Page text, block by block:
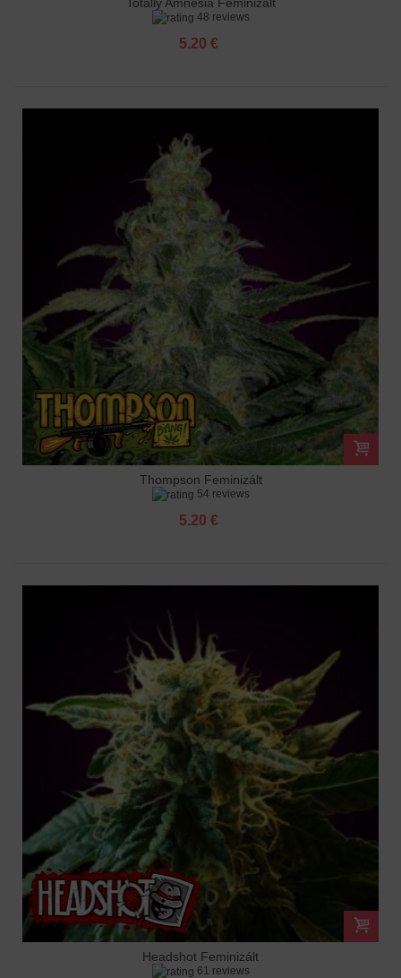
48 reviews
5.20 €
Thompson Feminizált
54 reviews
5.20 €
Headshot Feminizált
61 reviews